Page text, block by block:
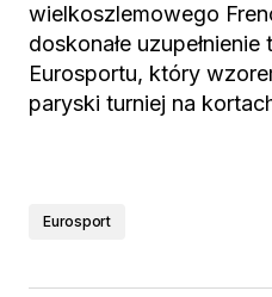
wielkoszlemowego
doskonałe
Eurosportu, który
paryski turniej na
Eurosport